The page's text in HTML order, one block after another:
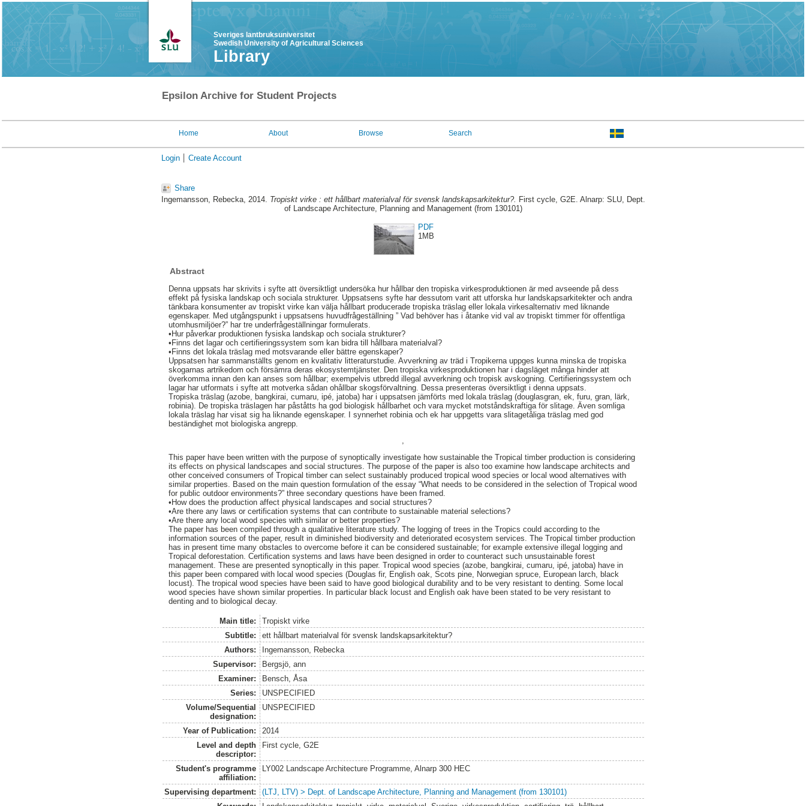
Sveriges lantbruksuniversitet
Swedish University of Agricultural Sciences
Library
Epsilon Archive for Student Projects
Home About Browse Search
Login Create Account
Share
Ingemansson, Rebecka, 2014. Tropiskt virke : ett hållbart materialval för svensk landskapsarkitektur?. First cycle, G2E. Alnarp: SLU, Dept.
of Landscape Architecture, Planning and Management (from 130101)
PDF
1MB
Abstract
Denna uppsats har skrivits i syfte att översiktligt undersöka hur hållbar den tropiska virkesproduktionen är med avseende på dess
effekt på fysiska landskap och sociala strukturer. Uppsatsens syfte har dessutom varit att utforska hur landskapsarkitekter och andra
tänkbara konsumenter av tropiskt virke kan välja hållbart producerade tropiska träslag eller lokala virkesalternativ med liknande
egenskaper. Med utgångspunkt i uppsatsens huvudfrågeställning ” Vad behöver has i åtanke vid val av tropiskt timmer för offentliga
utomhusmiljöer?” har tre underfrågeställningar formulerats.
•Hur påverkar produktionen fysiska landskap och sociala strukturer?
•Finns det lagar och certifieringssystem som kan bidra till hållbara materialval?
•Finns det lokala träslag med motsvarande eller bättre egenskaper?
Uppsatsen har sammanställts genom en kvalitativ litteraturstudie. Avverkning av träd i Tropikerna uppges kunna minska de tropiska
skogarnas artrikedom och försämra deras ekosystemtjänster. Den tropiska virkesproduktionen har i dagsläget många hinder att
överkomma innan den kan anses som hållbar; exempelvis utbredd illegal avverkning och tropisk avskogning. Certifieringssystem och
lagar har utformats i syfte att motverka sådan ohållbar skogsförvaltning. Dessa presenteras översiktligt i denna uppsats.
Tropiska träslag (azobe, bangkirai, cumaru, ipé, jatoba) har i uppsatsen jämförts med lokala träslag (douglasgran, ek, furu, gran, lärk,
robinia). De tropiska träslagen har påståtts ha god biologisk hållbarhet och vara mycket motståndskraftiga för slitage. Även somliga
lokala träslag har visat sig ha liknande egenskaper. I synnerhet robinia och ek har uppgetts vara slitagetåliga träslag med god
beständighet mot biologiska angrepp.
This paper have been written with the purpose of synoptically investigate how sustainable the Tropical timber production is considering
its effects on physical landscapes and social structures. The purpose of the paper is also too examine how landscape architects and
other conceived consumers of Tropical timber can select sustainably produced tropical wood species or local wood alternatives with
similar properties. Based on the main question formulation of the essay “What needs to be considered in the selection of Tropical wood
for public outdoor environments?” three secondary questions have been framed.
•How does the production affect physical landscapes and social structures?
•Are there any laws or certification systems that can contribute to sustainable material selections?
•Are there any local wood species with similar or better properties?
The paper has been compiled through a qualitative literature study. The logging of trees in the Tropics could according to the
information sources of the paper, result in diminished biodiversity and deteriorated ecosystem services. The Tropical timber production
has in present time many obstacles to overcome before it can be considered sustainable; for example extensive illegal logging and
Tropical deforestation. Certification systems and laws have been designed in order to counteract such unsustainable forest
management. These are presented synoptically in this paper. Tropical wood species (azobe, bangkirai, cumaru, ipé, jatoba) have in
this paper been compared with local wood species (Douglas fir, English oak, Scots pine, Norwegian spruce, European larch, black
locust). The tropical wood species have been said to have good biological durability and to be very resistant to denting. Some local
wood species have shown similar properties. In particular black locust and English oak have been stated to be very resistant to
denting and to biological decay.
Main title:
Tropiskt virke
Subtitle:
ett hållbart materialval för svensk landskapsarkitektur?
Authors:
Ingemansson, Rebecka
Supervisor:
Bergsjö, ann
Examiner:
Bensch, Åsa
Series:
UNSPECIFIED
Volume/Sequential
designation:
UNSPECIFIED
Year of Publication:
2014
Level and depth
descriptor:
First cycle, G2E
Student's programme
affiliation:
LY002 Landscape Architecture Programme, Alnarp 300 HEC
Supervising department:
(LTJ, LTV) > Dept. of Landscape Architecture, Planning and Management (from 130101)